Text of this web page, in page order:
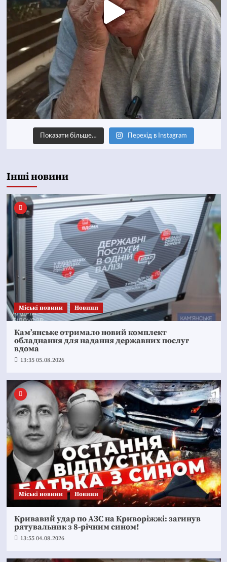
Показати більше… Перехід в Instagram
Інші новини
Mіські новини Новини
Кам’янське отримало новий комплект
обладнання для надання державних послуг
вдома
13:35 05.08.2026
Mіські новини Новини
Кривавий удар по АЗС на Криворіжжі: загинув
рятувальник з 8-річним сином!
13:55 04.08.2026